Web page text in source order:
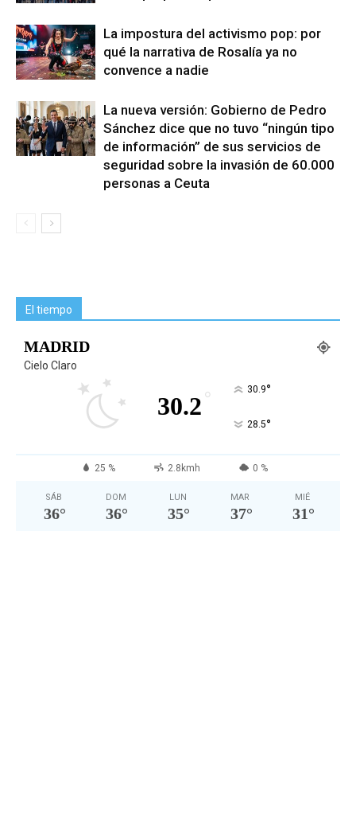
La impostura del activismo pop: por
qué la narrativa de Rosalía ya no
convence a nadie
La nueva versión: Gobierno de Pedro
Sánchez dice que no tuvo “ningún tipo
de información” de sus servicios de
seguridad sobre la invasión de 60.000
personas a Ceuta
El tiempo
MADRID
Cielo Claro
30.2 ° 30.9°
28.5°
25 % 2.8kmh 0 %
SÁB
36°
DOM
36°
LUN
35°
MAR
37°
MIÉ
31°